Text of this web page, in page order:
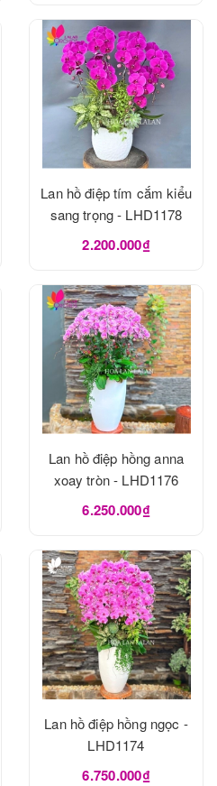
Lan hồ điệp tím cắm kiểu
sang trọng - LHD1178
2.200.000₫
Lan hồ điệp hồng anna
xoay tròn - LHD1176
6.250.000₫
Lan hồ điệp hồng ngọc -
LHD1174
6.750.000₫